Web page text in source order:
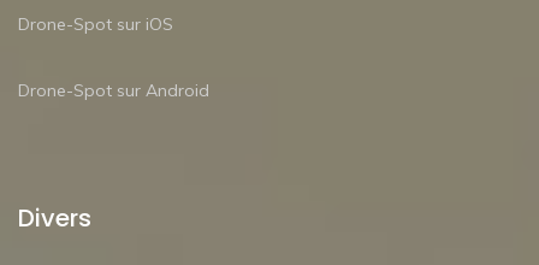
Drone-Spot sur iOS
Drone-Spot sur Android
Divers